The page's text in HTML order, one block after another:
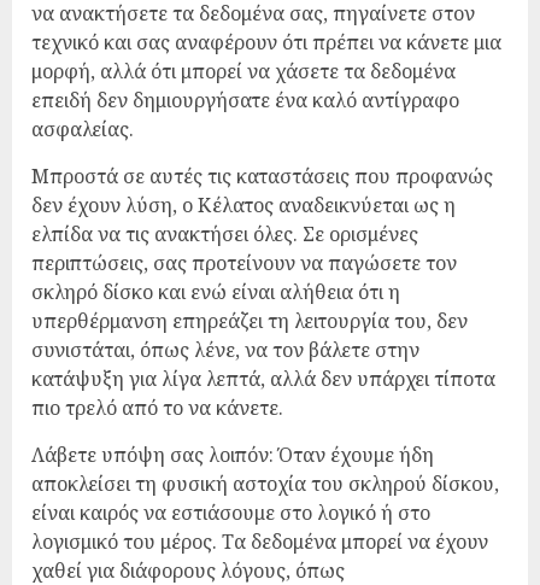
να ανακτήσετε τα δεδομένα σας, πηγαίνετε στον
τεχνικό και σας αναφέρουν ότι πρέπει να κάνετε μια
μορφή, αλλά ότι μπορεί να χάσετε τα δεδομένα
επειδή δεν δημιουργήσατε ένα καλό αντίγραφο
ασφαλείας.
Μπροστά σε αυτές τις καταστάσεις που προφανώς
δεν έχουν λύση, ο Κέλατος αναδεικνύεται ως η
ελπίδα να τις ανακτήσει όλες. Σε ορισμένες
περιπτώσεις, σας προτείνουν να παγώσετε τον
σκληρό δίσκο και ενώ είναι αλήθεια ότι η
υπερθέρμανση επηρεάζει τη λειτουργία του, δεν
συνιστάται, όπως λένε, να τον βάλετε στην
κατάψυξη για λίγα λεπτά, αλλά δεν υπάρχει τίποτα
πιο τρελό από το να κάνετε.
Λάβετε υπόψη σας λοιπόν: Όταν έχουμε ήδη
αποκλείσει τη φυσική αστοχία του σκληρού δίσκου,
είναι καιρός να εστιάσουμε στο λογικό ή στο
λογισμικό του μέρος. Τα δεδομένα μπορεί να έχουν
χαθεί για διάφορους λόγους, όπως